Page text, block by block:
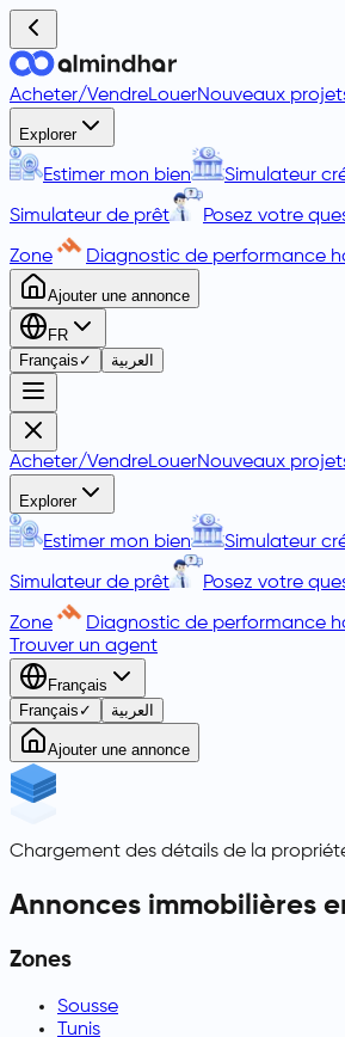
Acheter/VendreLouerNouveaux
Explorer
Estimer mon bien Simulateur
Simulateur de prêt Posez votre
Zone Diagnostic de performance
Ajouter une annonce
FR
Français ✓ العربية
Acheter/VendreLouerNouveaux
Explorer
Estimer mon bien Simulateur
Simulateur de prêt Posez votre
Zone
Diagnostic de performance
Trouver un agent
Français
Français ✓ العربية
Ajouter une annonce
Chargement des détails de la
Annonces immobilières
Zones
Sousse
Tunis